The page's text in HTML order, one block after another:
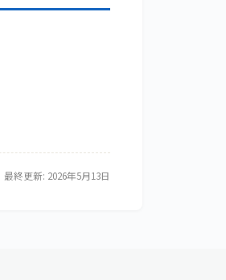
最終更新: 2026年5月13日